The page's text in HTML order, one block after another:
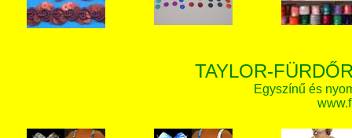
TAYLOR-
Egyszínű és